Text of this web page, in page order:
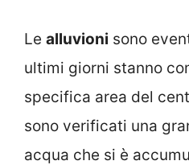
Le alluvioni sono
ultimi giorni stanno
specifica area del
sono verificati una
acqua che si è